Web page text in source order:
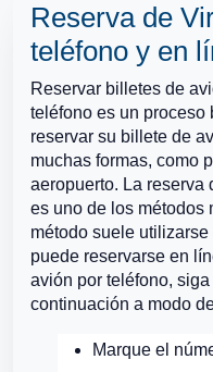
Reserva de
teléfono y en
Reservar billetes de
teléfono es un
reservar su billete de
muchas formas, como
aeropuerto. La reserva
es uno de los métodos
método suele
puede reservarse en
avión por teléfono,
continuación a modo
Marque el